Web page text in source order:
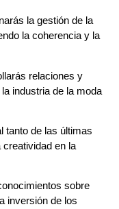
la gestión de la
la coherencia y la
relaciones y
industria de la moda
tanto de las últimas
en la
sobre
inversión de los